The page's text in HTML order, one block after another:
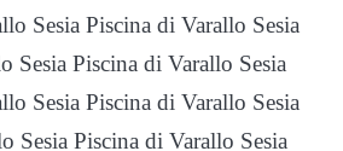
Sesia Piscina di Varallo Sesia
Sesia Piscina di Varallo Sesia
Sesia Piscina di Varallo Sesia
Sesia Piscina di Varallo Sesia